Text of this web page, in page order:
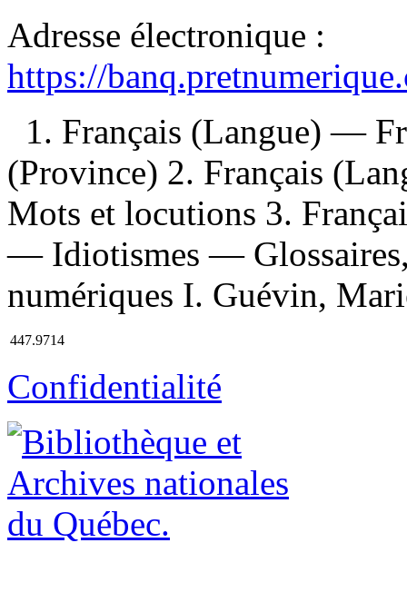
Adresse électronique :
https://
1. Français (Langue) —
(Province) 2. Français
Mots et locutions 3.
— Idiotismes —
numériques I. Guévin,
447.9714
Confidentialité